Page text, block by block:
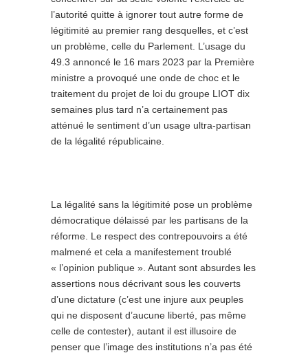
l’autorité quitte à ignorer tout autre forme de
légitimité au premier rang desquelles, et c’est
un problème, celle du Parlement. L’usage du
49.3 annoncé le 16 mars 2023 par la Première
ministre a provoqué une onde de choc et le
traitement du projet de loi du groupe LIOT dix
semaines plus tard n’a certainement pas
atténué le sentiment d’un usage ultra-partisan
de la légalité républicaine.
La légalité sans la légitimité pose un problème
démocratique délaissé par les partisans de la
réforme. Le respect des contrepouvoirs a été
malmené et cela a manifestement troublé
« l’opinion publique ». Autant sont absurdes les
assertions nous décrivant sous les couverts
d’une dictature (c’est une injure aux peuples
qui ne disposent d’aucune liberté, pas même
celle de contester), autant il est illusoire de
penser que l’image des institutions n’a pas été